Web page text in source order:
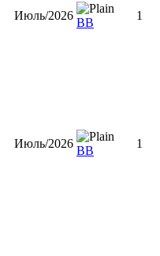
Июль/2026
ВВ
1
Июль/2026
ВВ
1